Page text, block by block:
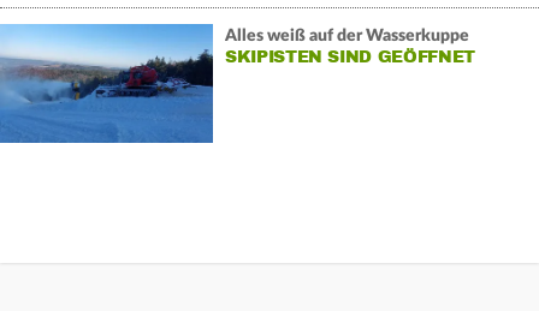
Alles weiß auf der Wasserkuppe
SKIPISTEN SIND GEÖFFNET